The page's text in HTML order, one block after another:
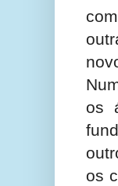
os
os